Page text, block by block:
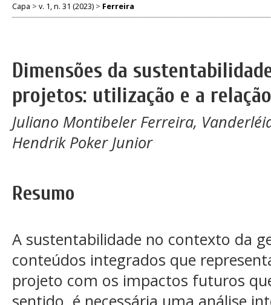
Capa > v. 1, n. 31 (2023) > Ferreira
Dimensões da
projetos: utilização e a
Juliano Montibeler Ferreira,
Hendrik Poker Junior
Resumo
A sustentabilidade no contexto da
conteúdos integrados que
projeto com os impactos futuros
sentido, é necessária uma análise